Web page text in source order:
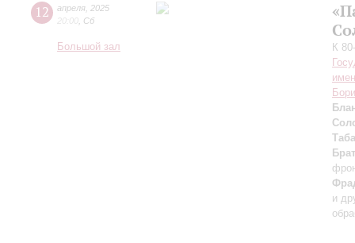
12 апреля 2025
20:00 Сб
Большой зал
К
и